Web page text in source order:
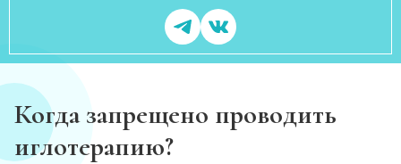
Когда запрещено проводить
иглотерапию?